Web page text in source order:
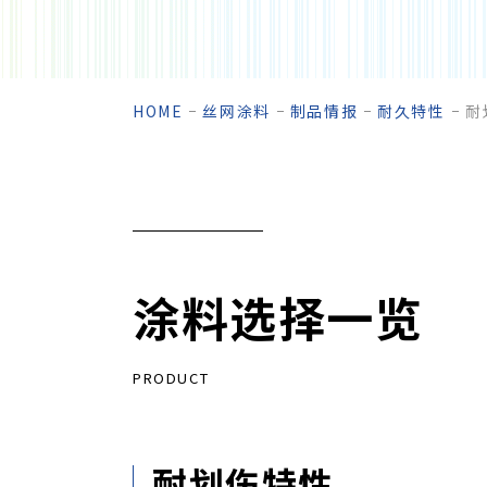
HOME 丝网涂料 制品情报 耐久特性 耐
涂料选择一览
PRODUCT